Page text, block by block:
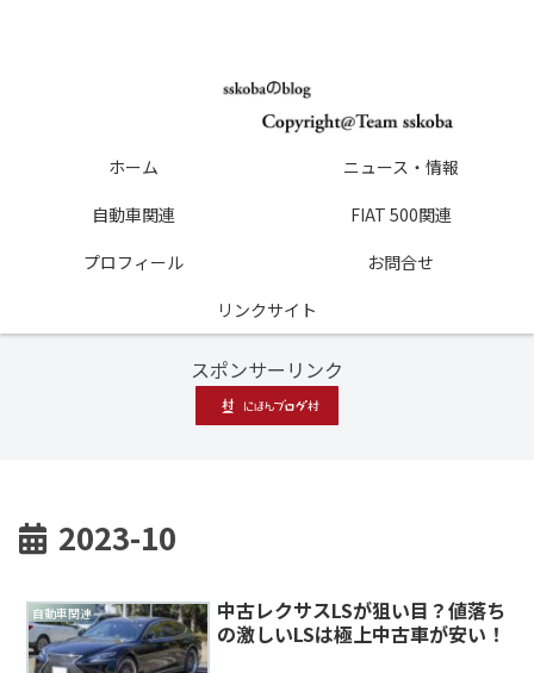
ホーム
ニュース・情報
自動車関連
FIAT 500関連
プロフィール
お問合せ
リンクサイト
スポンサーリンク
2023-10
自動車関連
中古レクサスLSが狙い目？値落ち
の激しいLSは極上中古車が安い！